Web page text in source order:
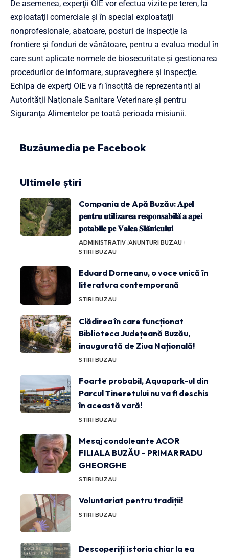
De asemenea, experţii OIE vor efectua vizite pe teren, la
exploataţii comerciale şi în special exploataţii
nonprofesionale, abatoare, posturi de inspecţie la
frontiere şi fonduri de vânătoare, pentru a evalua modul în
care sunt aplicate normele de biosecuritate şi gestionarea
procedurilor de informare, supraveghere şi inspecţie.
Echipa de experţi OIE va fi însoţită de reprezentanţi ai
Autorităţii Naţionale Sanitare Veterinare şi pentru
Siguranţa Alimentelor pe toată perioada misiunii.
Buzăumedia pe Facebook
Ultimele știri
Compania de Apă Buzău: 𝐀𝐩𝐞𝐥
𝐩𝐞𝐧𝐭𝐫𝐮 𝐮𝐭𝐢𝐥𝐢𝐳𝐚𝐫𝐞𝐚 𝐫𝐞𝐬𝐩𝐨𝐧𝐬𝐚𝐛𝐢𝐥𝐚̆ 𝐚 𝐚𝐩𝐞𝐢
𝐩𝐨𝐭𝐚𝐛𝐢𝐥𝐞 𝐩𝐞 𝐕𝐚𝐥𝐞𝐚 𝐒𝐥𝐚̆𝐧𝐢𝐜𝐮𝐥𝐮𝐢
ADMINISTRATIV ANUNTURI BUZAU
STIRI BUZAU
Eduard Dorneanu, o voce unică în
literatura contemporană
STIRI BUZAU
Clădirea în care funcționat
Biblioteca Județeană Buzău,
inaugurată de Ziua Națională!
STIRI BUZAU
Foarte probabil, Aquapark-ul din
Parcul Tineretului nu va fi deschis
în această vară!
STIRI BUZAU
Mesaj condoleante ACOR
FILIALA BUZĂU – PRIMAR RADU
GHEORGHE
STIRI BUZAU
Voluntariat pentru tradiții!
STIRI BUZAU
Descoperiți istoria chiar la ea